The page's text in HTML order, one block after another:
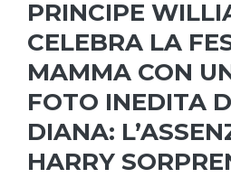
PRINCIPE
CELEBRA LA
MAMMA CON
FOTO INEDITA
DIANA:
HARRY